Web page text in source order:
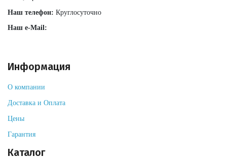
Информация
О компании
Доставка и Оплата
Цены
Гарантия
Каталог
Наш телефон: Круглосуточно
Наш e-Mail: